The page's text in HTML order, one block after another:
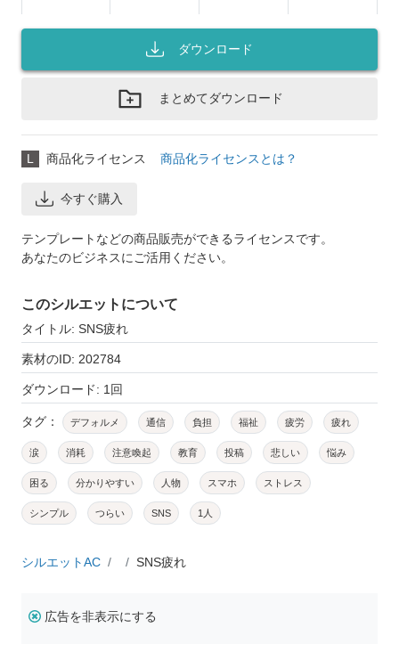
ダウンロード
まとめてダウンロード
L 商品化ライセンス 商品化ライセンスとは？
今すぐ購入
テンプレートなどの商品販売ができるライセンスです。
あなたのビジネスにご活用ください。
このシルエットについて
タイトル: SNS疲れ
素材のID: 202784
ダウンロード: 1回
タグ： デフォルメ 通信 負担 福祉 疲労 疲れ
涙 消耗 注意喚起 教育 投稿 悲しい 悩み
困る 分かりやすい 人物 スマホ ストレス
シンプル つらい SNS 1人
シルエットAC SNS疲れ
広告を非表示にする